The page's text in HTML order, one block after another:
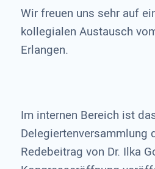
Wir freuen uns sehr auf
kollegialen Austausch
Erlangen.
Im internen Bereich ist
Delegiertenversammlung
Redebeitrag von Dr. Ilka